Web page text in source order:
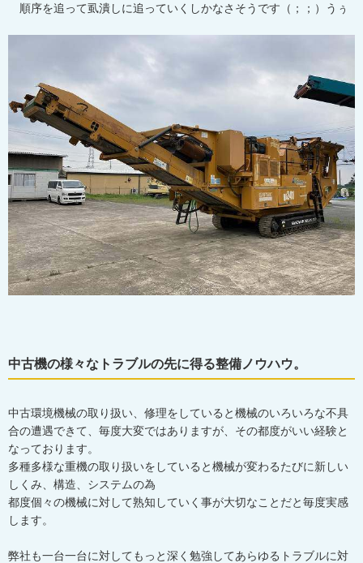
順序を追って虱潰しに追っていくしかなさそうです（；；）うぅ
中古機の様々なトラブルの先に得る整備ノウハウ。
中古環境機械の取り扱い、修理をしていると機械のいろいろな不具
合の遭遇できて、毎度大変ではありますが、その都度がいい経験と
なっております。
多種多様な重機の取り扱いをしていると機械が変わるたびに新しい
しくみ、構造、システムの為
都度個々の機械に対して熟知していく事が大切なことだと毎度実感
します。
弊社も一台一台に対してもっと深く勉強してあらゆるトラブルに対